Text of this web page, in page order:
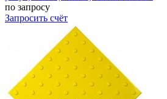
по запросу
Запросить счёт